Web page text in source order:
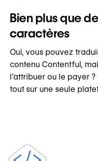
Bien plus que
caractères
Oui, vous pouvez
contenu Contentful,
l’attribuer ou le payer
tout sur une seule